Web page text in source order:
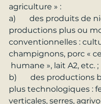
agriculture » :
a)       des produits de
productions plus ou
conventionnelles :
champignons, porc «
humane », lait A2, etc. ;
b)       des
plus technologiques :
verticales, serres,